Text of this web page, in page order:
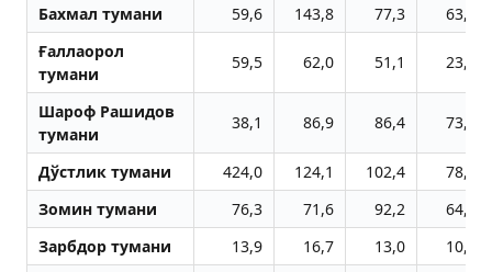
Бахмал тумани
59,6 143,8 77,3
63,2
Ғаллаорол
тумани
59,5 62,0 51,1 23,0
Шароф Рашидов
тумани
38,1 86,9 86,4 73,0
Дўстлик тумани 424,0 124,1 102,4
78,4
Зомин тумани
76,3 71,6 92,2
64,3
Зарбдор тумани
13,9 16,7 13,0
10,3